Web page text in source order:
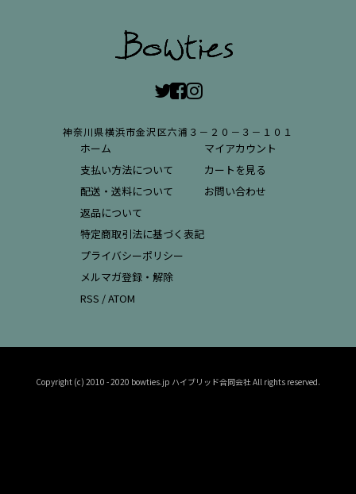
神奈川県横浜市金沢区六浦３－２０－３－１０１
ホーム
支払い方法について
配送・送料について
返品について
特定商取引法に基づく表記
プライバシーポリシー
メルマガ登録・解除
RSS /ATOM
マイアカウント
カートを見る
お問い合わせ
Copyright (c) 2010 - 2020 bowties.jp ハイブリッド合同会社 All rights reserved.